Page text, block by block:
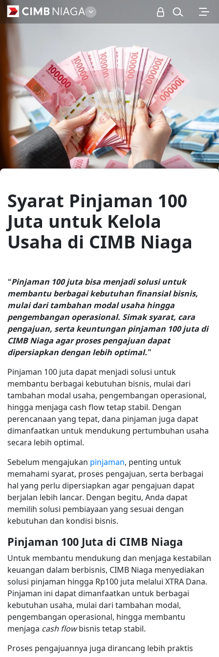
Personal
Syarat Pinjaman 100
Juta untuk Kelola
Usaha di CIMB Niaga
“Pinjaman 100 juta bisa menjadi solusi untuk
membantu berbagai kebutuhan finansial bisnis,
mulai dari tambahan modal usaha hingga
pengembangan operasional. Simak syarat, cara
pengajuan, serta keuntungan pinjaman 100 juta di
CIMB Niaga agar proses pengajuan dapat
dipersiapkan dengan lebih optimal.”
Pinjaman 100 juta dapat menjadi solusi untuk
membantu berbagai kebutuhan bisnis, mulai dari
tambahan modal usaha, pengembangan operasional,
hingga menjaga cash flow tetap stabil. Dengan
perencanaan yang tepat, dana pinjaman juga dapat
dimanfaatkan untuk mendukung pertumbuhan usaha
secara lebih optimal.
Sebelum mengajukan pinjaman, penting untuk
memahami syarat, proses pengajuan, serta berbagai
hal yang perlu dipersiapkan agar pengajuan dapat
berjalan lebih lancar. Dengan begitu, Anda dapat
memilih solusi pembiayaan yang sesuai dengan
kebutuhan dan kondisi bisnis.
Pinjaman 100 Juta di CIMB Niaga
Untuk membantu mendukung dan menjaga kestabilan
keuangan dalam berbisnis, CIMB Niaga menyediakan
solusi pinjaman hingga Rp100 juta melalui XTRA Dana.
Pinjaman ini dapat dimanfaatkan untuk berbagai
kebutuhan usaha, mulai dari tambahan modal,
pengembangan operasional, hingga membantu
menjaga cash flowbisnis tetap stabil.
Proses pengajuannya juga dirancang lebih praktis